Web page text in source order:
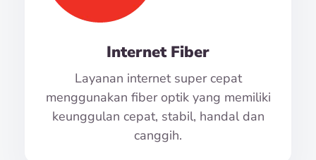
Internet Fiber
Layanan internet super cepat
menggunakan fiber optik yang memiliki
keunggulan cepat, stabil, handal dan
canggih.